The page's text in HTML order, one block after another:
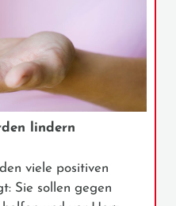
lindern
viele positiven
Sie sollen gegen